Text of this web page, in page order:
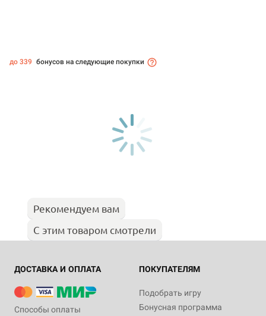
до 339 бонусов на следующие покупки
Рекомендуем вам
С этим товаром смотрели
ДОСТАВКА И ОПЛАТА
Способы оплаты
ПОКУПАТЕЛЯМ
Подобрать игру
Бонусная программа